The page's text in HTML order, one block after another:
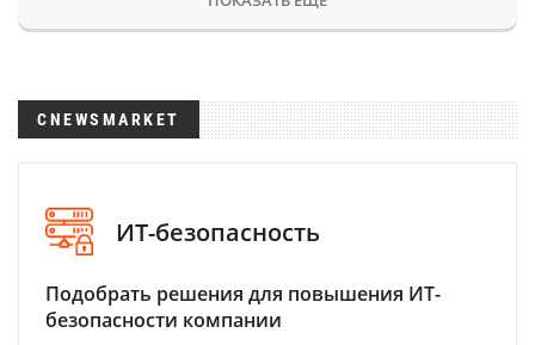
CNEWSMARKET
ИТ-безопасность
Подобрать решения для повышения ИТ-
безопасности компании